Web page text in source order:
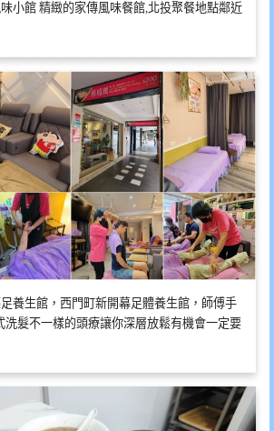
小館 精緻的家傳風味餐館,北投聚餐地點鄰近
養生館，西門町新開幕足體養生館，師傅手
洗髮不一樣的頭療讓你深層放鬆有機會一定要